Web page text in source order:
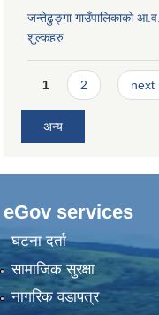
जन्तेढुङ्गा गाउँपालिकाको
शुल्कहरु
Pages
1 2 next
अन्य
eGov services
घटना दर्ता
सामाजिक सुरक्षा
नागरिक वडापत्र